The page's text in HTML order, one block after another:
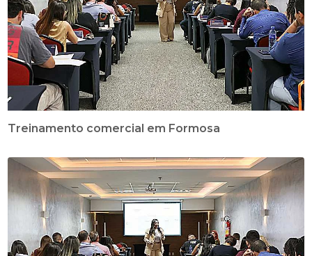
Treinamento comercial em Formosa